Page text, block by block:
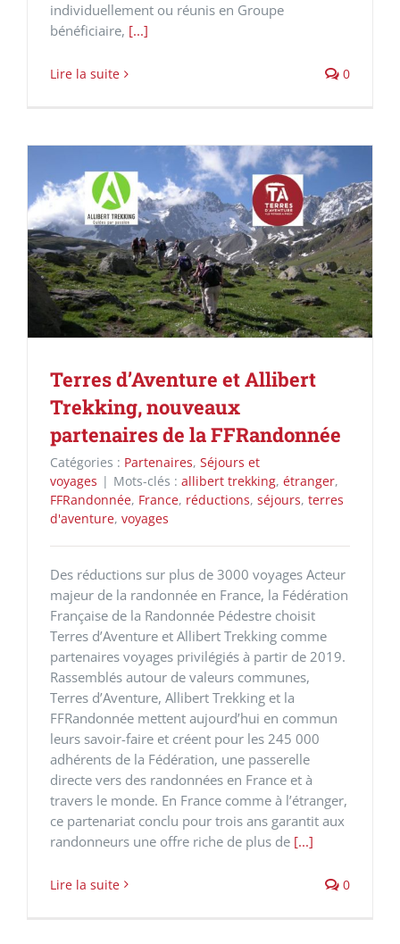
individuellement ou réunis en Groupe
bénéficiaire, [...]
Lire la suite 0
Terres d’Aventure et Allibert
Trekking, nouveaux
partenaires de la FFRandonnée
Catégories : Partenaires, Séjours et
voyages | Mots-clés : allibert trekking, étranger,
FFRandonnée, France, réductions, séjours, terres
d'aventure, voyages
Des réductions sur plus de 3000 voyages Acteur
majeur de la randonnée en France, la Fédération
Française de la Randonnée Pédestre choisit
Terres d’Aventure et Allibert Trekking comme
partenaires voyages privilégiés à partir de 2019.
Rassemblés autour de valeurs communes,
Terres d’Aventure, Allibert Trekking et la
FFRandonnée mettent aujourd’hui en commun
leurs savoir-faire et créent pour les 245 000
adhérents de la Fédération, une passerelle
directe vers des randonnées en France et à
travers le monde. En France comme à l’étranger,
ce partenariat conclu pour trois ans garantit aux
randonneurs une offre riche de plus de [...]
Lire la suite 0